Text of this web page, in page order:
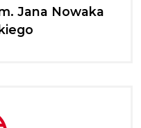
Jana Nowaka